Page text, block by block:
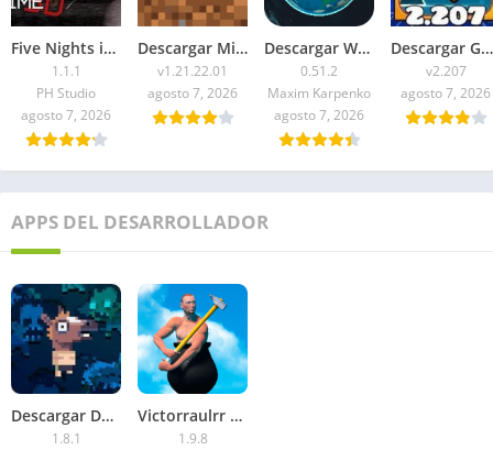
Five Nights in Anime 3D APK 2026 para Android
1.1.1
PH Studio
agosto 7, 2026
Descargar Minecraft 1.21.22.01 APK Mediafire
v1.21.22.01
agosto 7, 2026
Descargar WorldBox Premium APK Todo Desbloqueado 2026
0.51.2
Maxim Karpenko
agosto 7, 2026
Descargar Geometry Dash 2.207 APK 2026 Todo Desbloqueado
v2.207
agosto 7, 2026
APPS DEL DESARROLLADOR
Descargar Death Road to Canada APK 2026
1.8.1
Victorraulrr – Descargar Getting Over It APK 2026: Ultima versión
1.9.8